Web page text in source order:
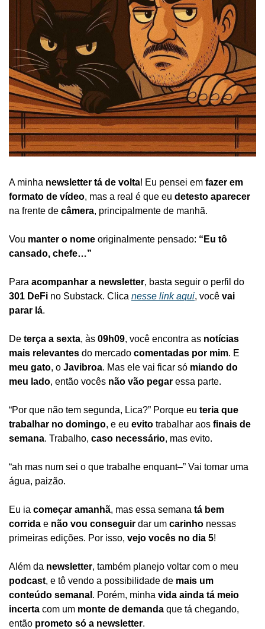
A minha newsletter tá de volta! Eu pensei em fazer em
formato de vídeo, mas a real é que eu detesto aparecer
na frente de câmera, principalmente de manhã.
Vou manter o nome originalmente pensado: “Eu tô
cansado, chefe…”
Para acompanhar a newsletter
301 DeFi no Substack. Clica nesse link aqui, você vai
parar lá.
De terça a sexta, às 09h09, você encontra as notícias
mais relevantes do mercado comentadas por mim
meu gato, o Javibroa. Mas ele vai ficar só miando do
meu lado, então vocês não vão pegar essa parte.
“Por que não tem segunda, Lica?” Porque eu teria que
trabalhar no domingo, e eu evito trabalhar aos finais de
semana. Trabalho, caso necessário, mas evito.
“ah mas num sei o que trabalhe enquant–” Vai tomar uma
água, paizão.
Eu ia começar amanhã, mas essa semana tá bem
corrida e não vou conseguir dar um carinho nessas
primeiras edições. Por isso, vejo vocês no dia 5!
Além da newsletter
podcast, e tô vendo a possibilidade de mais um
conteúdo semanal . Porém, minha vida ainda tá meio
incerta com um monte de demanda que tá chegando,
então prometo só a newsletter.